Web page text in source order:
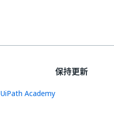
UiPath Academy
保持更新